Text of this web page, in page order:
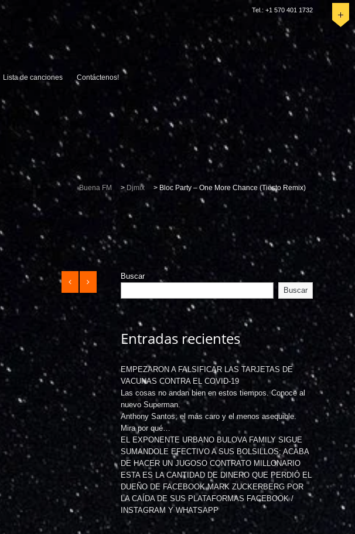
Tel.: +1 570 401 1732
Lista de canciones Contáctenos!
Buena FM > Djmix > Bloc Party – One More Chance (Tiësto Remix)
Buscar
Buscar
Entradas recientes
EMPEZARON A FALSIFICAR LAS TARJETAS DE
VACUNAS CONTRA EL COVID-19
Las cosas no andan bien en estos tiempos. Conoce al
nuevo Superman.
Anthony Santos; el más caro y el menos asequible.
Mira por qué…
EL EXPONENTE URBANO BULOVA FAMILY SIGUE
SUMANDOLE EFECTIVO A SUS BOLSILLOS; ACABA
DE HACER UN JUGOSO CONTRATO MILLONARIO
ESTA ES LA CANTIDAD DE DINERO QUE PERDIÓ EL
DUEÑO DE FACEBOOK MARK ZUCKERBERG POR
LA CAÍDA DE SUS PLATAFORMAS FACEBOOK /
INSTAGRAM Y WHATSAPP